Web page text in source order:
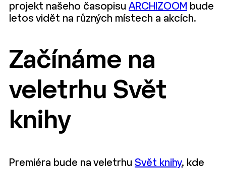
projekt našeho časopisu ARCHIZOOM bude
letos vidět na různých místech a akcích.
Začínáme na
veletrhu Svět
knihy
Premiéra bude na veletrhu Svět knihy, kde